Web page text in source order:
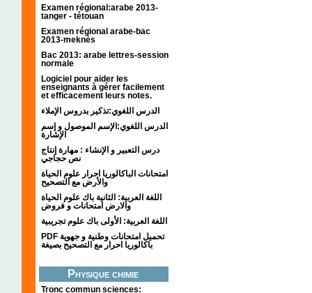
Examen régional:arabe 2013-
tanger - tétouan
Examen régional arabe-bac
2013-meknès
Bac 2013: arabe lettres-session
normale
Logiciel pour aider les
enseignants à gérer facilement
et efficacement leurs notes.
الدرس اللغوي:تذكير بدروس الإملاء
الدرس اللغوي:الإسم الموصول و إسم
الإشارة
درس التعبير و الإنشاء : مهارة إنتاج
نص حجاجي
امتحانات الباكالوريا احرار علوم الحياة
والأرض مع التصحيح
اللغة العربية: الثانية باك علوم الحياة
والارض امتحانات و فروض
اللغة العربية: الأولى باك علوم تجريبية
PDF تحميل امتحانات وطنية و جهوية
باكالوريا احرار مع التصحيح بصيغة
Physique chimie
Tronc commun sciences: